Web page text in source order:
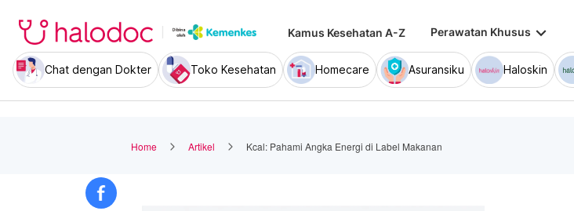
Kamus Kesehatan A-Z Perawatan Khusus keyboard_arrow_down
Chat dengan Dokter Toko Kesehatan Homecare Asuransiku Haloskin
Home Artikel Kcal: Pahami Angka Energi di Label Makanan